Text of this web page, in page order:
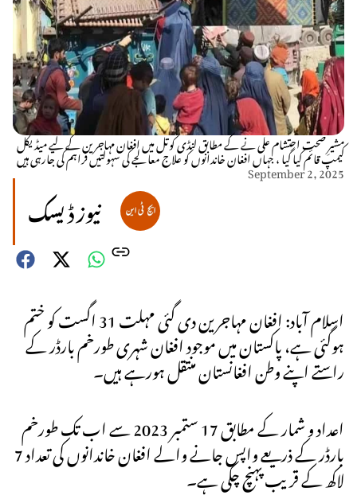
مشیرِ صحت احتشام علی نے کے مطابق لنڈی کوتل میں افغان مہاجرین کے لیے میڈیکل
کیمپ قائم کیا گیا ، جہاں افغان خاندانوں کو علاج معالجے کی سہولتیں فراہم کی جارہی ہیں
September 2, 2025
نیوز ڈیسک
اسلام آباد: افغان مہاجرین دی گئی مہلت 31 اگست کو ختم
ہوگئی ہے، پاکستان میں موجود افغان شہری طورخم بارڈر کے
راستے اپنے وطن افغانستان منتقل ہورہے ہیں۔
اعداد و شمار کے مطابق 17 ستمبر 2023 سے اب تک طورخم
بارڈر کے ذریعے واپس جانے والے افغان خاندانوں کی تعداد 7
لاکھ کے قریب پہنچ چکی ہے۔